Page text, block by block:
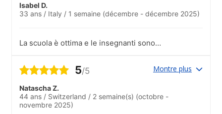
Isabel D.
33 ans / Italy / 1 semaine (décembre - décembre 2025)
La scuola è ottima e le insegnanti sono
davvero sentire come parte di una
questa scuola e di sicuro ci tornerò
ancora!.Ho partecipato al tour del centro
storico che lo staff della scuola organizza
5/5 Montre plus
Natascha Z.
44 ans / Switzerland / 2 semaine(s) (octobre -
novembre 2025)